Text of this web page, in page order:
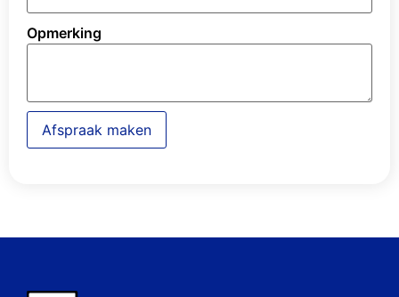
Opmerking
Afspraak maken